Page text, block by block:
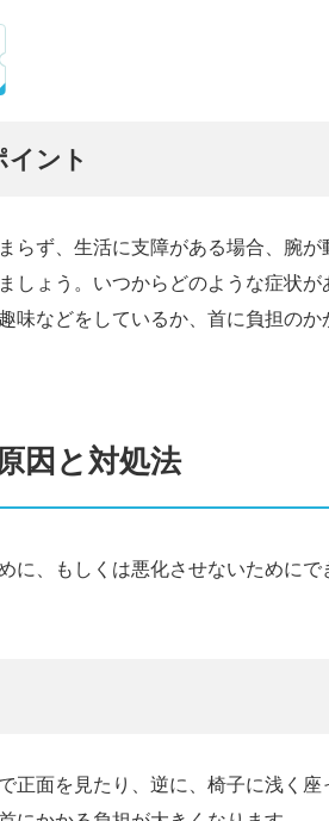
イント
らず、生活に支障がある場合、腕
しょう。いつからどのような症状が
味などをしているか、首に負担の
因と対処法
に、もしくは悪化させないために
正面を見たり、逆に、椅子に浅く